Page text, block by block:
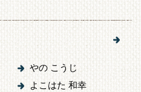
やの こうじ
よこはた 和幸